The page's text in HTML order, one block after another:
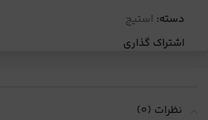
دسته: استیج
اشتراک گذاری
نظرات (0)